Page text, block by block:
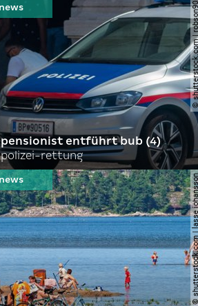
©
pensionist entführt bub (4)
polizei-rettung
©